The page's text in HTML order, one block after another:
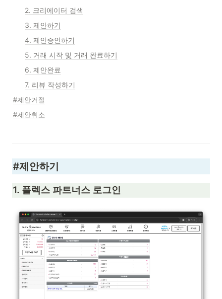
2. 크리에이터 검색
3. 제안하기
4. 제안승인하기
5. 거래 시작 및 거래 완료하기
6. 제안완료
7. 리뷰 작성하기
#제안거절
#제안취소
#제안하기
1. 플렉스 파트너스 로그인